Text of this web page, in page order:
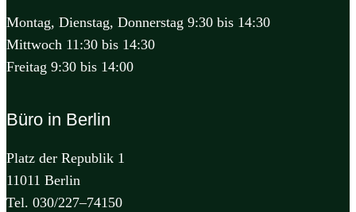
Montag, Dienstag, Donnerstag 9:30 bis 14:30
Mittwoch 11:30 bis 14:30
Freitag 9:30 bis 14:00
Büro in Berlin
Platz der Republik 1
11011 Berlin
Tel. 030/227–74150